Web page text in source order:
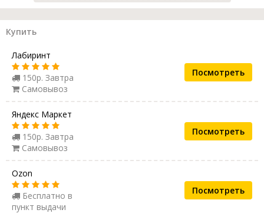
Купить
Лабиринт
150р. Завтра
Самовывоз
Посмотреть
Яндекс Маркет
150р. Завтра
Самовывоз
Посмотреть
Ozon
Бесплатно в
пункт выдачи
Посмотреть